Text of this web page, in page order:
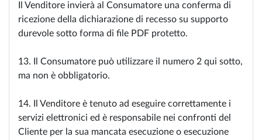
Il Venditore invierà al Consumatore una conferma di
ricezione della dichiarazione di recesso su supporto
durevole sotto forma di file PDF protetto.
13. Il Consumatore può utilizzare il numero 2 qui sotto,
ma non è obbligatorio.
14. Il Venditore è tenuto ad eseguire correttamente i
servizi elettronici ed è responsabile nei confronti del
Cliente per la sua mancata esecuzione o esecuzione